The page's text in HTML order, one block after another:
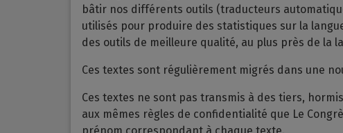
bâtir nos différents outils (traducteurs
utilisés pour produire des statistiques sur la
des outils de meilleure qualité, au plus près de la
Ces textes sont régulièrement migrés dans une
Ces textes ne sont pas transmis à des tiers,
aux mêmes règles de confidentialité que Le